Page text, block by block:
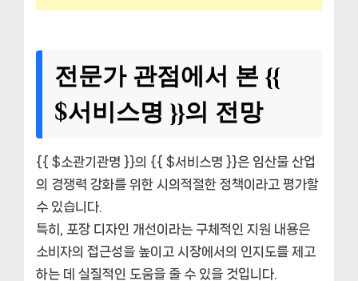
전문가 관점에서 본 {{
$서비스명 }}의 전망
{{ $소관기관명 }}의 {{ $서비스명 }}은 임산물 산업
의 경쟁력 강화를 위한 시의적절한 정책이라고 평가할
수 있습니다.
특히, 포장 디자인 개선이라는 구체적인 지원 내용은
소비자의 접근성을 높이고 시장에서의 인지도를 제고
하는 데 실질적인 도움을 줄 수 있을 것입니다.